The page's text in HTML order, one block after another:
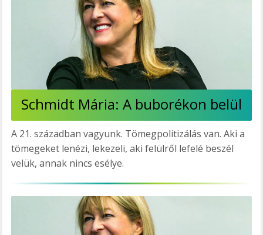
Schmidt Mária: A buborékon belül
A 21. században vagyunk. Tömegpolitizálás van. Aki a
tömegeket lenézi, lekezeli, aki felülről lefelé beszél
velük, annak nincs esélye.